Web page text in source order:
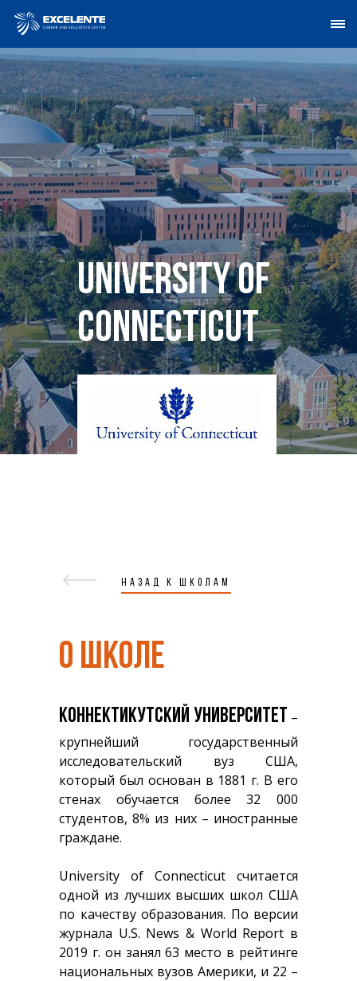
University of
Connecticut
НАЗАД К ШКОЛАМ
О ШКОЛЕ
КОННЕКТИКУТСКИЙ УНИВЕРСИТЕТ –
крупнейший государственный
исследовательский вуз США,
который был основан в 1881 г. В его
стенах обучается более 32 000
студентов, 8% из них – иностранные
граждане.
University of Connecticut считается
одной из лучших высших школ США
по качеству образования. По версии
журнала U.S. News & World Report в
2019 г. он занял 63 место в рейтинге
национальных вузов Америки, и 22 –